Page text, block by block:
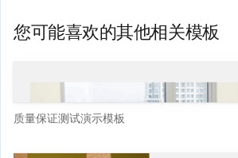
您可能喜欢的其他相关模板
质量保证测试演示模板